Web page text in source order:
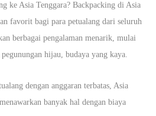
ke Asia Tenggara? Backpacking di Asia
favorit bagi para petualang dari seluruh
berbagai pengalaman menarik, mulai
hijau, budaya yang kaya.
dengan anggaran terbatas, Asia
banyak hal dengan biaya